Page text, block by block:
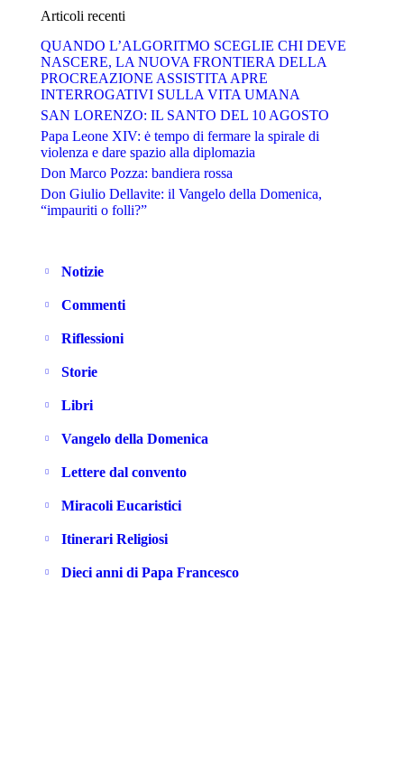
Articoli recenti
QUANDO L’ALGORITMO SCEGLIE CHI DEVE
NASCERE, LA NUOVA FRONTIERA DELLA
PROCREAZIONE ASSISTITA APRE
INTERROGATIVI SULLA VITA UMANA
SAN LORENZO: IL SANTO DEL 10 AGOSTO
Papa Leone XIV: ė tempo di fermare la spirale di
violenza e dare spazio alla diplomazia
Don Marco Pozza: bandiera rossa
Don Giulio Dellavite: il Vangelo della Domenica,
“impauriti o folli?”
Notizie
Commenti
Riflessioni
Storie
Libri
Vangelo della Domenica
Lettere dal convento
Miracoli Eucaristici
Itinerari Religiosi
Dieci anni di Papa Francesco